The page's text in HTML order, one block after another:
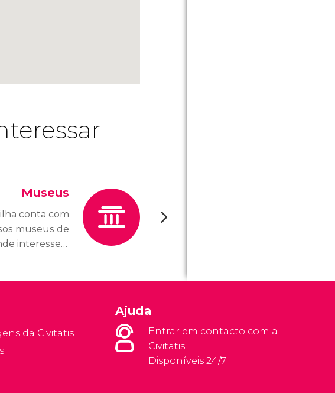
Museus
conta com
museus de
interesse e
da Civitatis
Ajuda
Entrar em contacto com a
Civitatis
Disponíveis 24/7